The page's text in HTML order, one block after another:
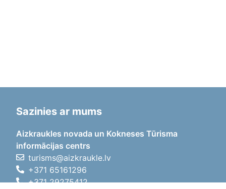
Sazinies ar mums
Aizkraukles novada un Kokneses Tūrisma
informācijas centrs
turisms@aizkraukle.lv
+371 65161296
+371 29275412